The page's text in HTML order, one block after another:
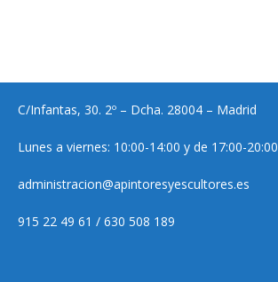
C/Infantas, 30. 2º – Dcha. 28004 – Madrid
Lunes a viernes: 10:00-14:00 y de 17:00-20:00
administracion@apintoresyescultores.es
915 22 49 61 / 630 508 189